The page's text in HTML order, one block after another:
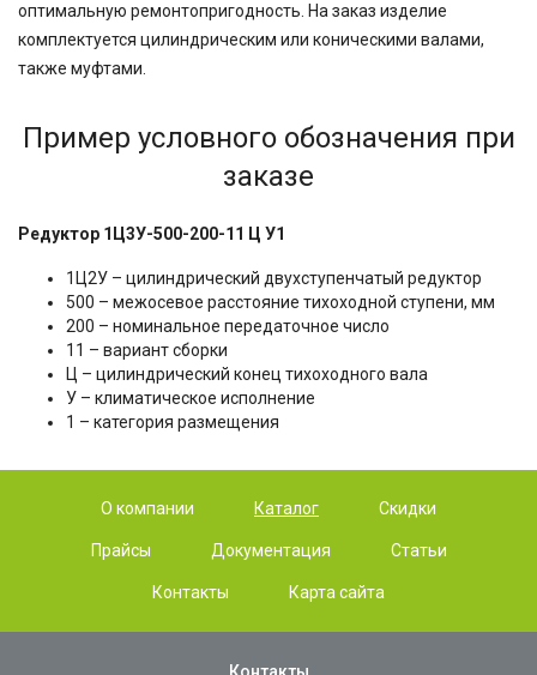
оптимальную ремонтопригодность. На заказ изделие
комплектуется цилиндрическим или коническими валами,
также муфтами.
Пример условного обозначения при
заказе
Редуктор 1Ц3У-500-200-11 Ц У1
1Ц2У – цилиндрический двухступенчатый редуктор
500 – межосевое расстояние тихоходной ступени, мм
200 – номинальное передаточное число
11 – вариант сборки
Ц – цилиндрический конец тихоходного вала
У – климатическое исполнение
1 – категория размещения
О компании Каталог Скидки
Прайсы Документация Статьи
Контакты Карта сайта